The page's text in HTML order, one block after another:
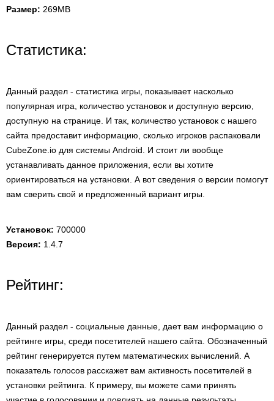
Размер: 269MB
Статистика:
Данный раздел - статистика игры, показывает насколько
популярная игра, количество установок и доступную версию,
доступную на странице. И так, количество установок с нашего
сайта предоставит информацию, сколько игроков распаковали
CubeZone.io для системы Android. И стоит ли вообще
устанавливать данное приложения, если вы хотите
ориентироваться на установки. А вот сведения о версии помогут
вам сверить свой и предложенный вариант игры.
Установок: 700000
Версия: 1.4.7
Рейтинг:
Данный раздел - социальные данные, дает вам информацию о
рейтинге игры, среди посетителей нашего сайта. Обозначенный
рейтинг генерируется путем математических вычислений. А
показатель голосов расскажет вам активность посетителей в
установки рейтинга. К примеру, вы можете сами принять